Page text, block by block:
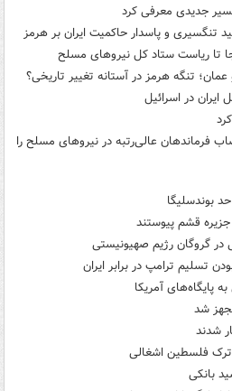
جدیدی معرفی کرد
تنگسیری و پاسدار حاکمیت ایران بر هرمز
تا ریاست ستاد کل نیروهای مسلح
تنگه هرمز در آستانه تغییر تاریخی؟
ایران در اسرائیل
فرماندهان عالی‌رتبه در نیروهای مسلح را
بوندسلیگا
قشم پیوستند
تسلیم ترامپ در برابر ایران
پایگاه‌های آمریکا
شد
بانکی